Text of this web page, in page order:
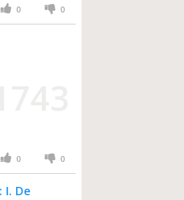
0 0
0 0
I. De